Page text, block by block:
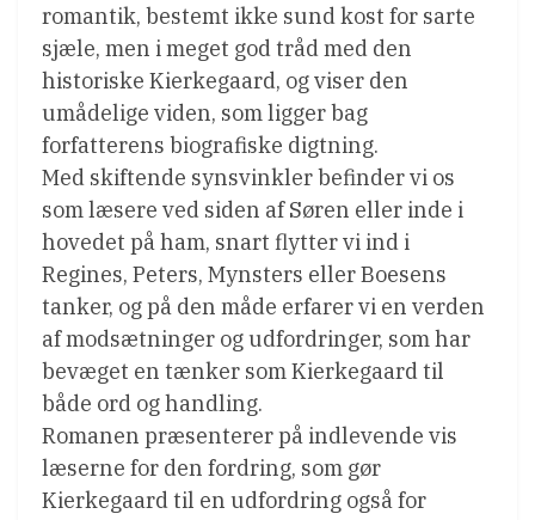
romantik, bestemt ikke sund kost for sarte
sjæle, men i meget god tråd med den
historiske Kierkegaard, og viser den
umådelige viden, som ligger bag
forfatterens biografiske digtning.
Med skiftende synsvinkler befinder vi os
som læsere ved siden af Søren eller inde i
hovedet på ham, snart flytter vi ind i
Regines, Peters, Mynsters eller Boesens
tanker, og på den måde erfarer vi en verden
af modsætninger og udfordringer, som har
bevæget en tænker som Kierkegaard til
både ord og handling.
Romanen præsenterer på indlevende vis
læserne for den fordring, som gør
Kierkegaard til en udfordring også for